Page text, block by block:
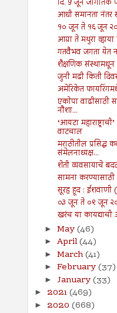
दि. ५ जून जागतिक
आधी समानता नंतर
१० जून ते १६ जून
आग्रा ते मथुरा
गतवैभव जगता येत
शैक्षणिक संस्थामधून
जुनी मढी किती
अमेरिकेत फायरिंगमधे
एकोपा वाढीसाठी
नौशा...
‘आयटा
वाटचाल
मराठीतील
संमेलनाध्यक्ष...
शेती व्यवसायाचे
सामना
सूरह हूद :
०३ जून ते ०९ जून
खरंच या
► May(46)
► April(44)
► March(41)
► February(37)
► January(33)
► 2021(469)
► 2020 (668)